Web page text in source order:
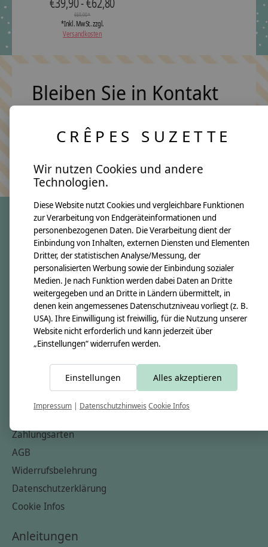
€69,90 *
*Inkl. MwSt. zzgl.
Versandkosten
Bleiben Sie in Kontakt
crêpes suzette
Über uns
Unsere Creppies
Nähkästchen
Unsere Stoffe
Impressum
Informationen
Zahlungsarten
AGB
Widerrufsbelehrung
Datenschutzerklärung
Cookie Infos
Anleitungen
CRÊPES SUZETTE
Wir nutzen Cookies und andere
Technologien.
Diese Website nutzt Cookies und vergleichbare Funktionen
zur Verarbeitung von Endgeräteinformationen und
personenbezogenen Daten. Die Verarbeitung dient der
Einbindung von Inhalten, externen Diensten und Elementen
Dritter, der statistischen Analyse/Messung, der
personalisierten Werbung sowie der Einbindung sozialer
Medien. Je nach Funktion werden dabei Daten an Dritte
weitergegeben und an Dritte in Ländern übermittelt, in
denen kein angemessenes Datenschutzniveau vorliegt (z. B.
USA). Ihre Einwilligung ist freiwillig, für die Nutzung unserer
Website nicht erforderlich und kann jederzeit über
„Einstellungen“ widerrufen werden.
Einstellungen Alles akzeptieren
Impressum | Datenschutzhinweis Cookie Infos